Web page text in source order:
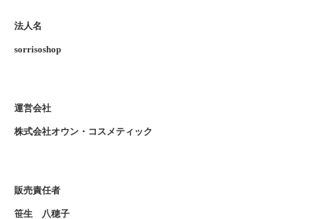
法人名
sorrisoshop
運営会社
株式会社オウン・コスメティック
販売責任者
笹生 八穂子